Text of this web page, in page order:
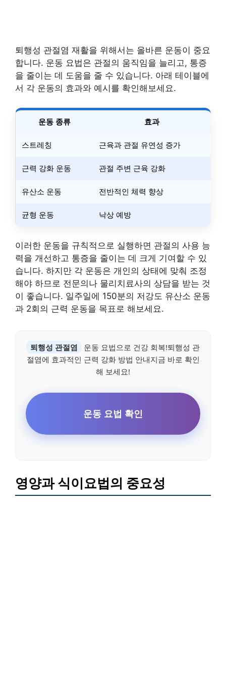
퇴행성 관절염 재활을 위해서는 올바른 운동이 중요
합니다. 운동 요법은 관절의 움직임을 늘리고, 통증
을 줄이는 데 도움을 줄 수 있습니다. 아래 테이블에
서 각 운동의 효과와 예시를 확인해보세요.
운동 종류 효과
스트레칭 근육과 관절 유연성 증가
근력 강화 운동 관절 주변 근육 강화
유산소 운동 전반적인 체력 향상
균형 운동 낙상 예방
이러한 운동을 규칙적으로 실행하면 관절의 사용 능
력을 개선하고 통증을 줄이는 데 크게 기여할 수 있
습니다. 하지만 각 운동은 개인의 상태에 맞춰 조정
해야 하므로 전문의나 물리치료사의 상담을 받는 것
이 좋습니다. 일주일에 150분의 저강도 유산소 운동
과 2회의 근력 운동을 목표로 해보세요.
퇴행성 관절염
운동 요법으로 건강 회복!퇴행성 관
절염에 효과적인 근력 강화 방법 안내지금 바로 확인
해 보세요!
운동 요법 확인
영양과 식이요법의 중요성